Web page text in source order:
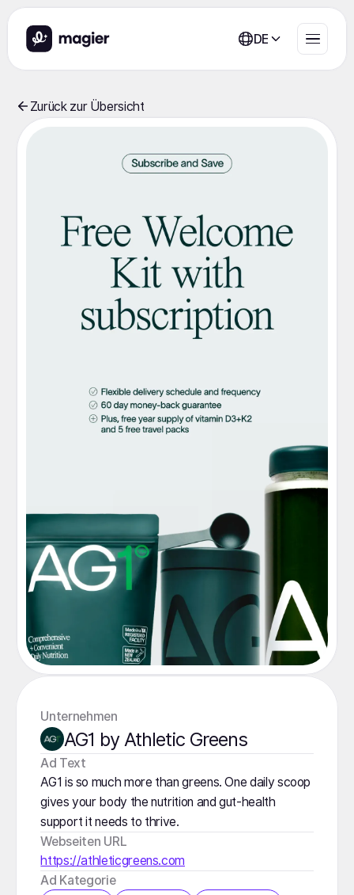
DE
Zurück zur Übersicht
Unternehmen
AG1 by Athletic Greens
️Ad Text
AG1 is so much more than greens. One daily scoop
gives your body the nutrition and gut-health
support it needs to thrive.
Webseiten URL
https://athleticgreens.com
Ad Kategorie